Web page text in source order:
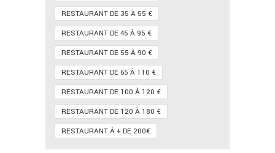
RESTAURANT DE 35 À 55 €
RESTAURANT DE 45 À 95 €
RESTAURANT DE 55 À 90 €
RESTAURANT DE 65 À 110 €
RESTAURANT DE 100 À 120 €
RESTAURANT DE 120 À 180 €
RESTAURANT À + DE 200€